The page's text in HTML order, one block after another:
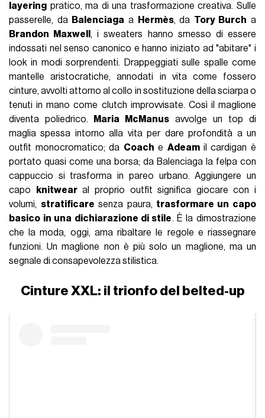
layering pratico, ma di una trasformazione creativa. Sulle
passerelle, da Balenciaga a Hermès, da Tory Burch a
Brandon Maxwell , i sweaters hanno smesso di essere
indossati nel senso canonico e hanno iniziato ad "abitare" i
look in modi sorprendenti. Drappeggiati sulle spalle come
mantelle aristocratiche, annodati in vita come fossero
cinture, avvolti attorno al collo in sostituzione della sciarpa o
tenuti in mano come clutch improvvisate. Così il maglione
diventa poliedrico. Maria McManus avvolge un top di
maglia spessa intorno alla vita per dare profondità a un
outfit monocromatico; da Coach e Adeamil cardigan è
portato quasi come una borsa; da Balenciaga la felpa con
cappuccio si trasforma in pareo urbano. Aggiungere un
capo
knitwearal proprio outfit significa giocare con i
volumi, stratificare senza paura, trasformare un capo
basico in una dichiarazione di stile. È la dimostrazione
che la moda, oggi, ama ribaltare le regole e riassegnare
funzioni. Un maglione non è più solo un maglione, ma un
segnale di consapevolezza stilistica.
Cinture XXL: il trionfo del belted-up